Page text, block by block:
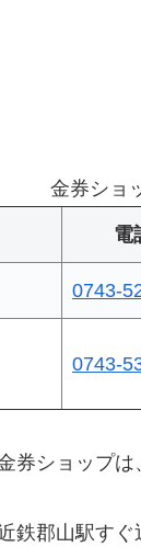
金券ショ
電
0743-
0743-
券ショップ
鉄郡山駅す